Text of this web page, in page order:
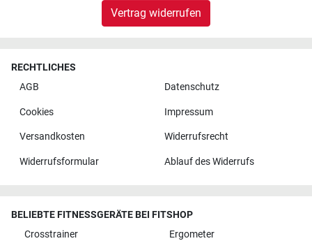
Vertrag widerrufen
RECHTLICHES
AGB
Datenschutz
Cookies Impressum
Versandkosten Widerrufsrecht
Widerrufsformular Ablauf des Widerrufs
BELIEBTE FITNESSGERÄTE BEI FITSHOP
Crosstrainer
Ergometer